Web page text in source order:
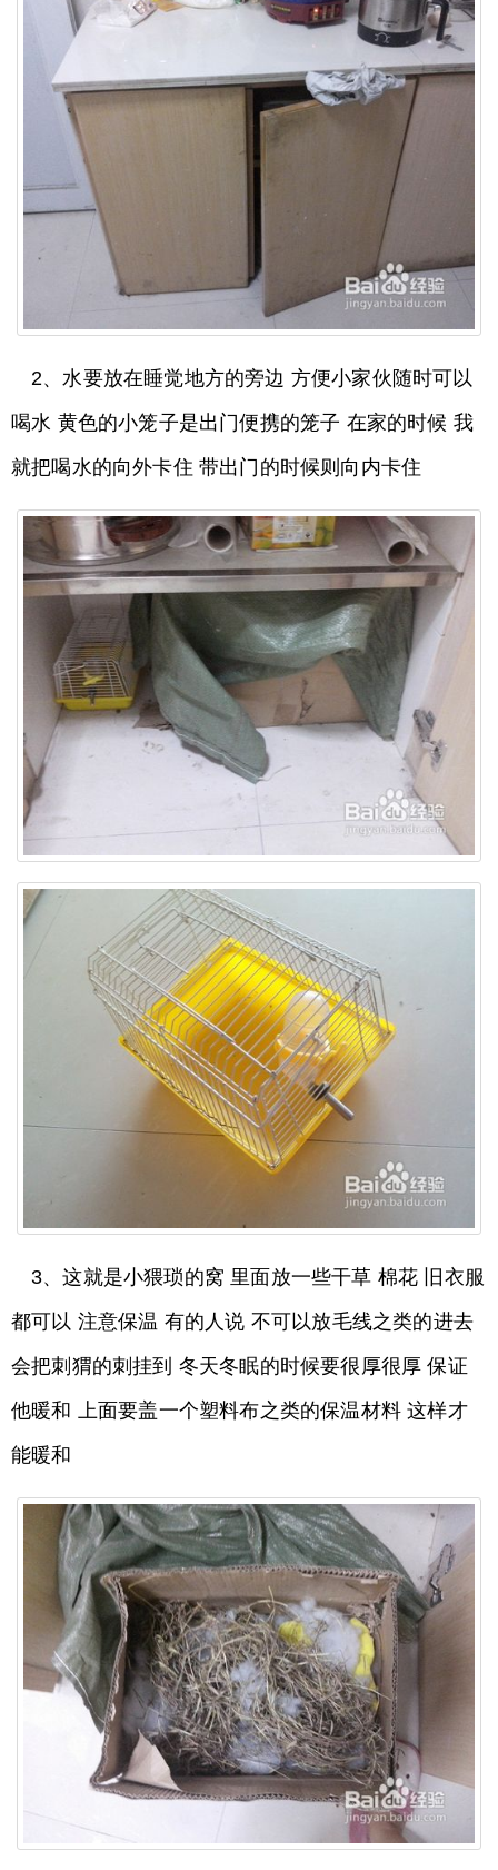
2、水要放在睡觉地方的旁边 方便小家伙随时可以
喝水 黄色的小笼子是出门便携的笼子 在家的时候 我
就把喝水的向外卡住 带出门的时候则向内卡住
3、这就是小猥琐的窝 里面放一些干草 棉花 旧衣服
都可以 注意保温 有的人说 不可以放毛线之类的进去
会把刺猬的刺挂到 冬天冬眠的时候要很厚很厚 保证
他暖和 上面要盖一个塑料布之类的保温材料 这样才
能暖和